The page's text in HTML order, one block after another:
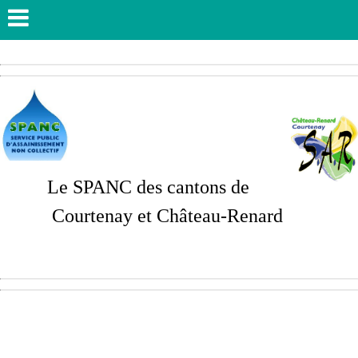
Le SPANC des cantons de
Courtenay et Château-Renard